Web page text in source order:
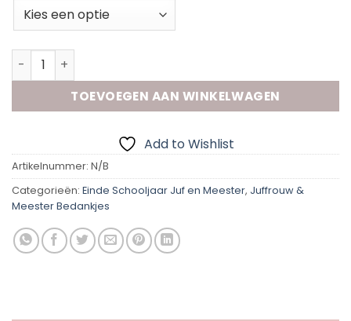
Onbeschrijfelijk | Juf/Meester aantal
TOEVOEGEN AAN WINKELWAGEN
Add to Wishlist
Artikelnummer: N/B
Categorieën: Einde Schooljaar Juf en Meester, Juffrouw &
Meester Bedankjes